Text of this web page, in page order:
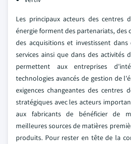
Les principaux acteurs des centres
énergie forment des partenariats, des
des acquisitions et investissent
services ainsi que dans des activités
permettent aux entreprises
technologies avancés de gestion de
exigences changeantes des centres
stratégiques avec les acteurs
aux fabricants de bénéficier de
meilleures sources de matières
produits. Pour rester en tête de la